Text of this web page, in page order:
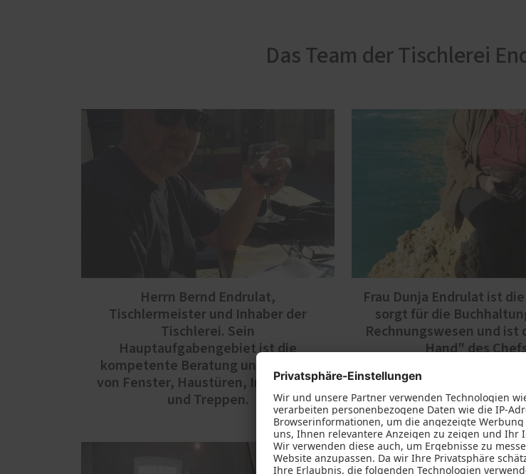
Das Team der Tischlerei
Herrn Bernd Endrulat,
Tischlermeister und Inhaber der
Tischlerei. Sein
Hauptaufgabengebiet ist die
kompetente Beratung und Aufmaß
von Fenster, Haustüren, Innentüren
und Treppen.
Frau Dunja Endrulat ist
sorgt für die
Rechnungswesen und
Hand" des